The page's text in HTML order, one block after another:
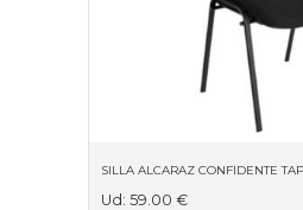
SILLA ALCARAZ CONFIDENTE
Ud: 59.00 €